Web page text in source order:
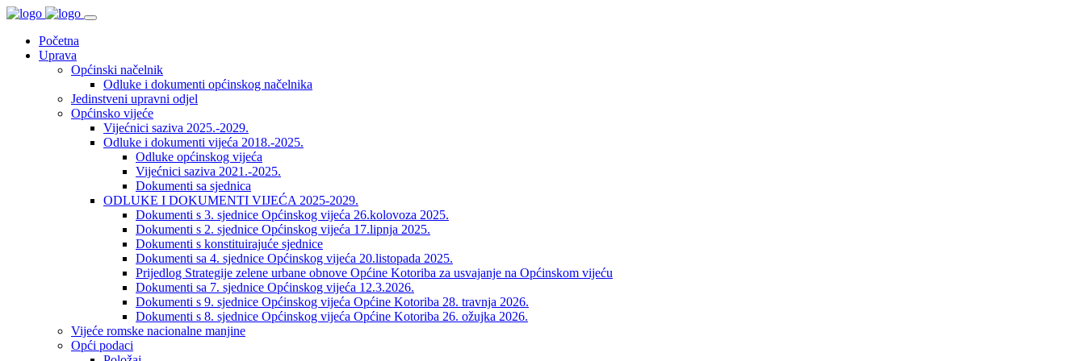
Početna
Uprava
Općinski načelnik
Odluke i dokumenti općinskog načelnika
Jedinstveni upravni odjel
Općinsko vijeće
Vijećnici saziva 2025.-2029.
Odluke i dokumenti vijeća 2018.-2025.
Odluke općinskog vijeća
Vijećnici saziva 2021.-2025.
Dokumenti sa sjednica
ODLUKE I DOKUMENTI VIJEĆA 2025-2029.
Dokumenti s 3. sjednice Općinskog vijeća 26.kolovoza 2025.
Dokumenti s 2. sjednice Općinskog vijeća 17.lipnja 2025.
Dokumenti s konstituirajuće sjednice
Dokumenti sa 4. sjednice Općinskog vijeća 20.listopada 2025.
Prijedlog Strategije zelene urbane obnove Općine Kotoriba za usvajanje na Općinskom vijeću
Dokumenti sa 7. sjednice Općinskog vijeća 12.3.2026.
Dokumenti s 9. sjednice Općinskog vijeća Općine Kotoriba 28. travnja 2026.
Dokumenti s 8. sjednice Općinskog vijeća Općine Kotoriba 26. ožujka 2026.
Vijeće romske nacionalne manjine
Opći podaci